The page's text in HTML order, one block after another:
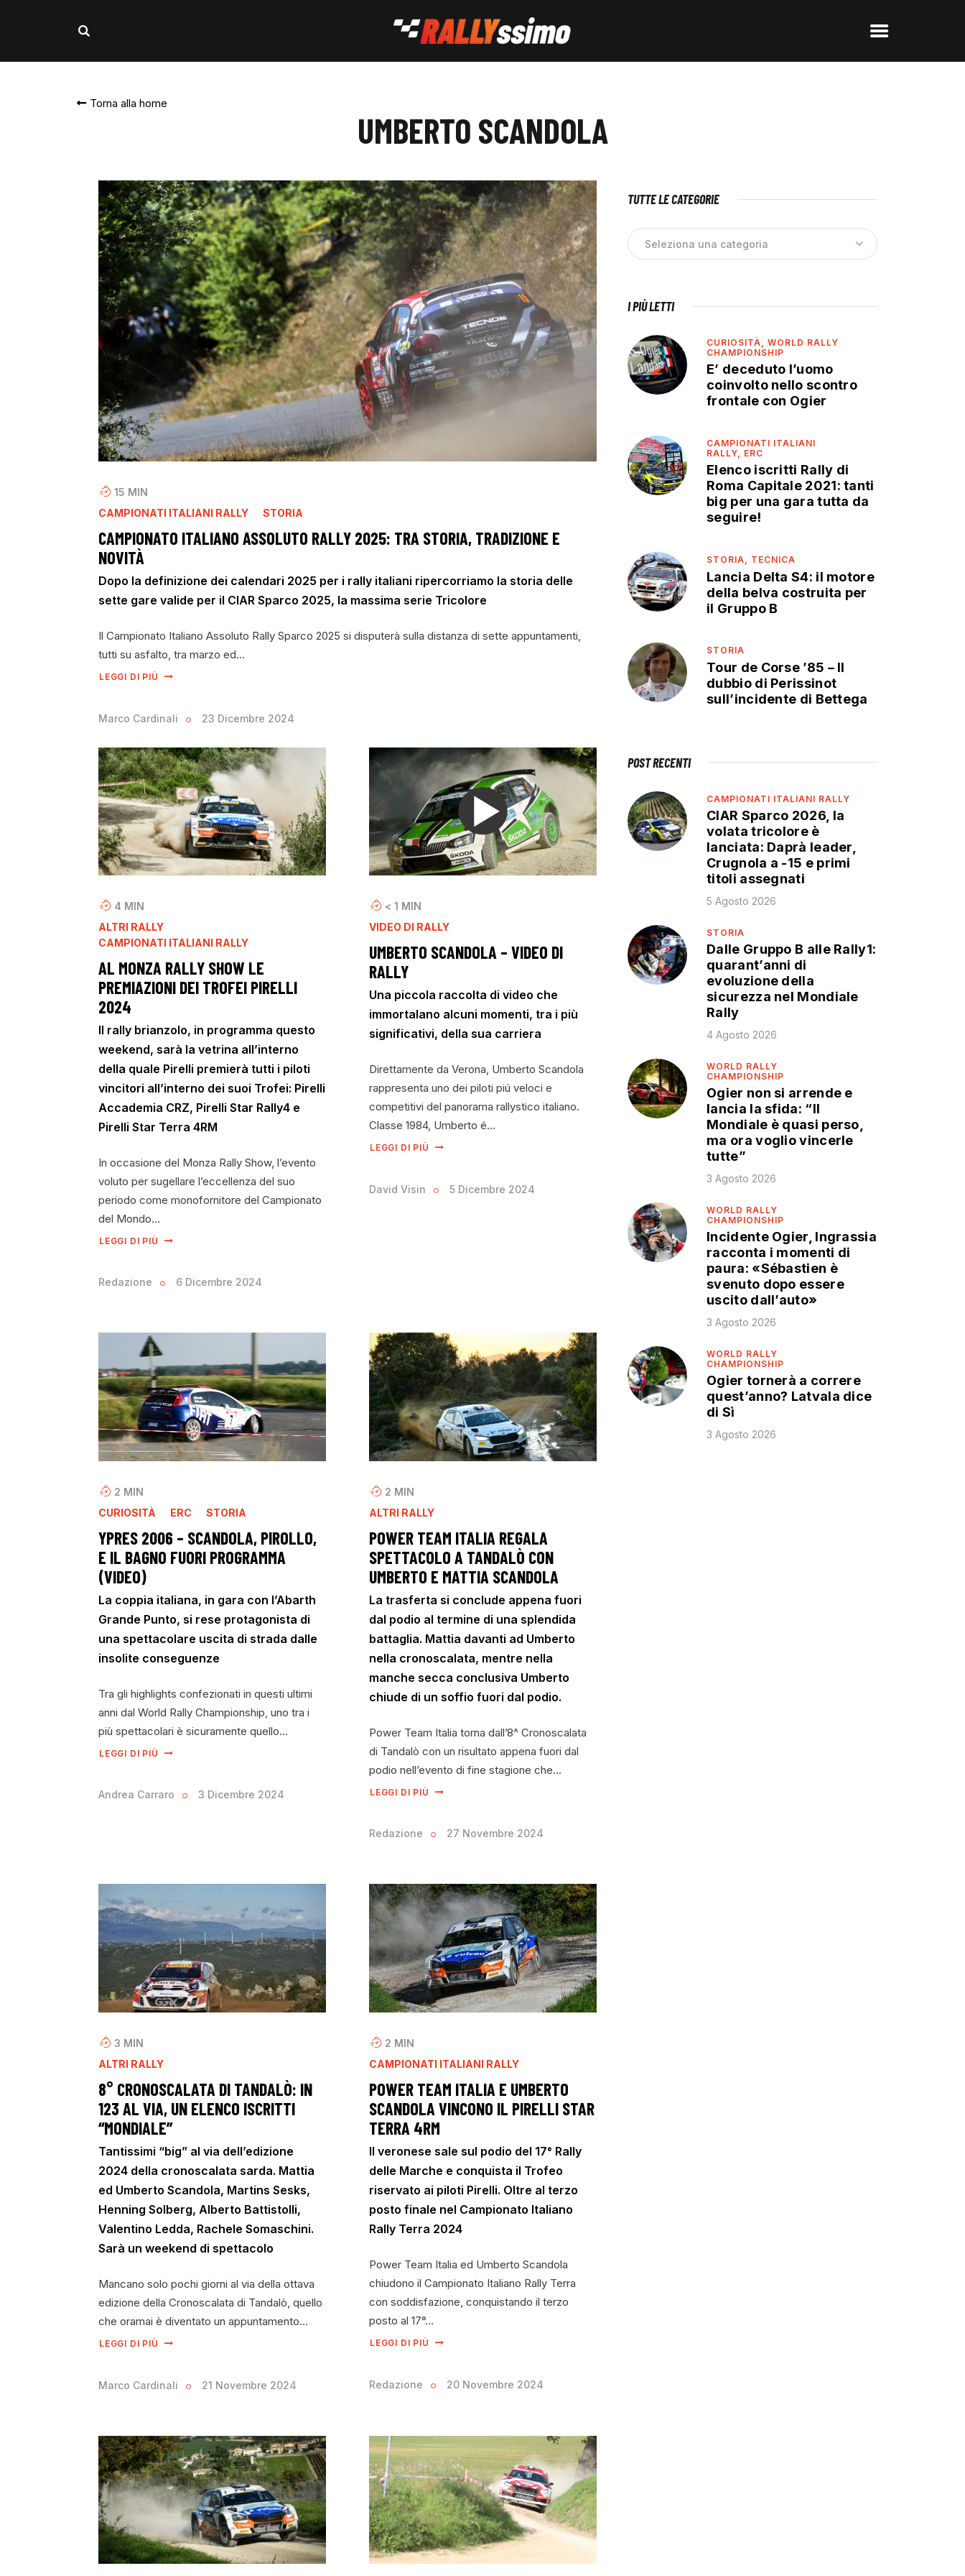
Torna alla home
UMBERTO SCANDOLA
15 MIN
CAMPIONATI ITALIANI RALLY
STORIA
CAMPIONATO ITALIANO ASSOLUTO RALLY 2025: TRA STORIA, TRADIZIONE E
NOVITÀ
Dopo la definizione dei calendari 2025 per i rally italiani ripercorriamo la storia delle
sette gare valide per il CIAR Sparco 2025, la massima serie Tricolore
Il Campionato Italiano Assoluto Rally Sparco 2025 si disputerà sulla distanza di sette appuntamenti,
tutti su asfalto, tra marzo ed…
LEGGI DI PIÙ
Marco Cardinali 23 Dicembre 2024
4 MIN
ALTRI RALLY
CAMPIONATI ITALIANI RALLY
AL MONZA RALLY SHOW LE
PREMIAZIONI DEI TROFEI PIRELLI
2024
Il rally brianzolo, in programma questo
weekend, sarà la vetrina all’interno
della quale Pirelli premierà tutti i piloti
vincitori all’interno dei suoi Trofei: Pirelli
Accademia CRZ, Pirelli Star Rally4 e
Pirelli Star Terra 4RM
In occasione del Monza Rally Show, l’evento
voluto per sugellare l’eccellenza del suo
periodo come monofornitore del Campionato
del Mondo…
LEGGI DI PIÙ
Redazione 6 Dicembre 2024
< 1 MIN
VIDEO DI RALLY
UMBERTO SCANDOLA – VIDEO DI
RALLY
Una piccola raccolta di video che
immortalano alcuni momenti, tra i più
significativi, della sua carriera
Direttamente da Verona, Umberto Scandola
rappresenta uno dei piloti piú veloci e
competitivi del panorama rallystico italiano.
Classe 1984, Umberto é…
LEGGI DI PIÙ
David Visin 5 Dicembre 2024
2 MIN
CURIOSITÀ
ERC STORIA
YPRES 2006 – SCANDOLA, PIROLLO,
E IL BAGNO FUORI PROGRAMMA
(VIDEO)
La coppia italiana, in gara con l’Abarth
Grande Punto, si rese protagonista di
una spettacolare uscita di strada dalle
insolite conseguenze
Tra gli highlights confezionati in questi ultimi
anni dal World Rally Championship, uno tra i
più spettacolari è sicuramente quello…
LEGGI DI PIÙ
Andrea Carraro 3 Dicembre 2024
2 MIN
ALTRI RALLY
POWER TEAM ITALIA REGALA
SPETTACOLO A TANDALÒ CON
UMBERTO E MATTIA SCANDOLA
La trasferta si conclude appena fuori
dal podio al termine di una splendida
battaglia. Mattia davanti ad Umberto
nella cronoscalata, mentre nella
manche secca conclusiva Umberto
chiude di un soffio fuori dal podio.
Power Team Italia torna dall’8^ Cronoscalata
di Tandalò con un risultato appena fuori dal
podio nell’evento di fine stagione che…
LEGGI DI PIÙ
Redazione 27 Novembre 2024
3 MIN
ALTRI RALLY
8° CRONOSCALATA DI TANDALÒ: IN
123 AL VIA, UN ELENCO ISCRITTI
“MONDIALE”
Tantissimi “big” al via dell’edizione
2024 della cronoscalata sarda. Mattia
ed Umberto Scandola, Martins Sesks,
Henning Solberg, Alberto Battistolli,
Valentino Ledda, Rachele Somaschini.
Sarà un weekend di spettacolo
Mancano solo pochi giorni al via della ottava
edizione della Cronoscalata di Tandalò, quello
che oramai è diventato un appuntamento…
LEGGI DI PIÙ
Marco Cardinali 21 Novembre 2024
2 MIN
CAMPIONATI ITALIANI RALLY
POWER TEAM ITALIA E UMBERTO
SCANDOLA VINCONO IL PIRELLI STAR
TERRA 4RM
Il veronese sale sul podio del 17° Rally
delle Marche e conquista il Trofeo
riservato ai piloti Pirelli. Oltre al terzo
posto finale nel Campionato Italiano
Rally Terra 2024
Power Team Italia ed Umberto Scandola
chiudono il Campionato Italiano Rally Terra
con soddisfazione, conquistando il terzo
posto al 17°…
LEGGI DI PIÙ
Redazione 20 Novembre 2024
TUTTE LE CATEGORIE
I PIÙ LETTI
CURIOSITÀ,WORLD RALLY
CHAMPIONSHIP
E’ deceduto l’uomo
coinvolto nello scontro
frontale con Ogier
CAMPIONATI ITALIANI
RALLY, ERC
Elenco iscritti Rally di
Roma Capitale 2021: tanti
big per una gara tutta da
seguire!
STORIA, TECNICA
Lancia Delta S4: il motore
della belva costruita per
il Gruppo B
STORIA
Tour de Corse ’85 – Il
dubbio di Perissinot
sull’incidente di Bettega
POST RECENTI
CAMPIONATI ITALIANI RALLY
CIAR Sparco 2026, la
volata tricolore è
lanciata: Daprà leader,
Crugnola a -15 e primi
titoli assegnati
5 Agosto 2026
STORIA
Dalle Gruppo B alle Rally1:
quarant’anni di
evoluzione della
sicurezza nel Mondiale
Rally
4 Agosto 2026
WORLD RALLY
CHAMPIONSHIP
Ogier non si arrende e
lancia la sfida: “Il
Mondiale è quasi perso,
ma ora voglio vincerle
tutte”
3 Agosto 2026
WORLD RALLY
CHAMPIONSHIP
Incidente Ogier, Ingrassia
racconta i momenti di
paura: «Sébastien è
svenuto dopo essere
uscito dall’auto»
3 Agosto 2026
WORLD RALLY
CHAMPIONSHIP
Ogier tornerà a correre
quest’anno? Latvala dice
di Sì
3 Agosto 2026